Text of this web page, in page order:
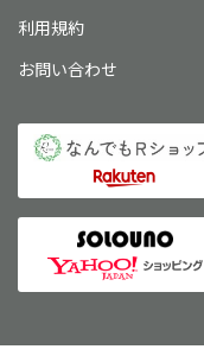
利用規約
お問い合わせ